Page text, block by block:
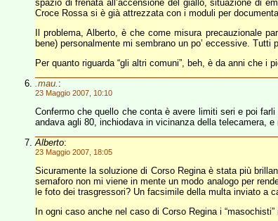
spazio di frenata all’accensione del giallo, situazione di
Croce Rossa si è già attrezzata con i moduli per
Il problema, Alberto, è che come misura precauzionale
bene) personalmente mi sembrano un po’ eccessive.
Per quanto riguarda “gli altri comuni”, beh, è da anni che
.mau. :
23 Maggio 2007, 10:10
Confermo che quello che conta è avere limiti seri e poi
andava agli 80, inchiodava in vicinanza della telecamera,
Alberto:
23 Maggio 2007, 18:05
Sicuramente la soluzione di Corso Regina è stata più
semaforo non mi viene in mente un modo analogo per
le foto dei trasgressori? Un facsimile della multa inviato
In ogni caso anche nel caso di Corso Regina i